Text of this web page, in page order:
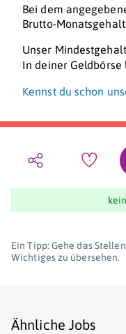
Bei dem
Brutto-
Unser
In deiner
Kennst du schon
Ein Tipp: Gehe das
Wichtiges zu übersehen.
Ähnliche Jobs